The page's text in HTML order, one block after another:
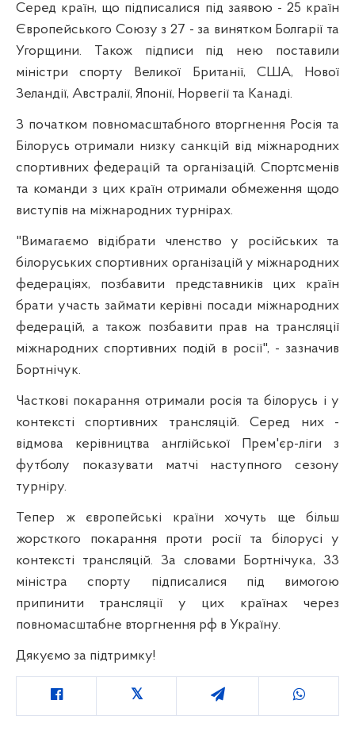
Серед країн, що підписалися під заявою - 25 країн
Європейського Союзу з 27 - за винятком Болгарії та
Угорщини. Також підписи під нею поставили
міністри спорту Великої Британії, США, Нової
Зеландії, Австралії, Японії, Норвегії та Канаді.
З початком повномасштабного вторгнення Росія та
Білорусь отримали низку санкцій від міжнародних
спортивних федерацій та організацій. Спортсменів
та команди з цих країн отримали обмеження щодо
виступів на міжнародних турнірах.
"Вимагаємо відібрати членство у російських та
білоруських спортивних організацій у міжнародних
федераціях, позбавити представників цих країн
брати участь займати керівні посади міжнародних
федерацій, а також позбавити прав на трансляції
міжнародних спортивних подій в росії", - зазначив
Бортнічук.
Часткові покарання отримали росія та білорусь і у
контексті спортивних трансляцій. Серед них -
відмова керівництва англійської Прем'єр-ліги з
футболу показувати матчі наступного сезону
турніру.
Тепер ж європейські країни хочуть ще більш
жорсткого покарання проти росії та білорусі у
контексті трансляцій. За словами Бортнічука, 33
міністра спорту підписалися під вимогою
припинити трансляції у цих країнах через
повномасштабне вторгнення рф в Україну.
Дякуємо за підтримку!